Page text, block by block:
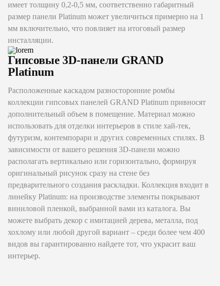
имеет толщину 0,2-0,5 мм, соответственно габаритный
размер панели Platinum может увеличиться примерно на 1
мм включительно, что повлияет на итоговый размер
инсталляции.
Гипсовые 3D-панели GRAND
Platinum
Расположенные каскадом разносторонние ромбы
коллекции гипсовых панелей GRAND Platinum привносят
дополнительный объем в помещение. Материал можно
использовать для отделки интерьеров в стиле хай-тек,
футуризм, контемпорари и других современных стилях. В
зависимости от вашего решения 3D-панели можно
располагать вертикально или горизонтально, формируя
оригинальный рисунок сразу на стене без
предварительного создания раскладки. Коллекция входит в
линейку Platinum: на производстве элементы покрывают
виниловой пленкой, выбранной вами из каталога. Вы
можете выбрать декор с имитацией дерева, металла, под
хохлому или любой другой вариант – среди более чем 400
видов вы гарантированно найдете тот, что украсит ваш
интерьер.